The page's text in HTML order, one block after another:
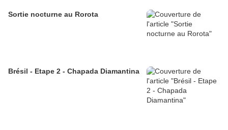
Sortie nocturne au Rorota
Brésil - Etape 2 - Chapada Diamantina